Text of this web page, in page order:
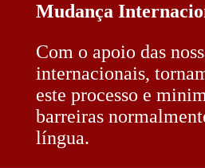
Mudança
Com o apoio das
internacionais,
este processo e
barreiras
língua.